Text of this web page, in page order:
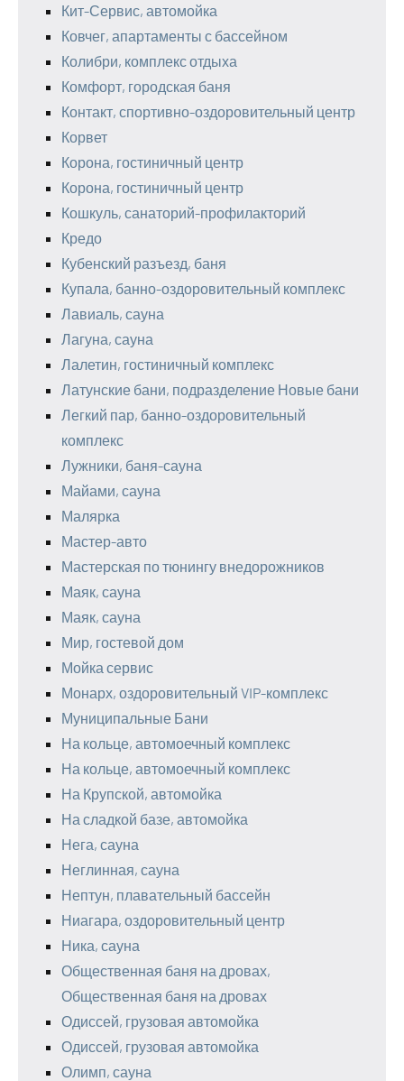
Кит-Сервис, автомойка
Ковчег, апартаменты с бассейном
Колибри, комплекс отдыха
Комфорт, городская баня
Контакт, спортивно-оздоровительный центр
Корвет
Корона, гостиничный центр
Корона, гостиничный центр
Кошкуль, санаторий-профилакторий
Кредо
Кубенский разъезд, баня
Купала, банно-оздоровительный комплекс
Лавиаль, сауна
Лагуна, сауна
Лалетин, гостиничный комплекс
Латунские бани, подразделение Новые бани
Легкий пар, банно-оздоровительный
комплекс
Лужники, баня-сауна
Майами, сауна
Малярка
Мастер-авто
Мастерская по тюнингу внедорожников
Маяк, сауна
Маяк, сауна
Мир, гостевой дом
Мойка сервис
Монарх, оздоровительный VIP-комплекс
Муниципальные Бани
На кольце, автомоечный комплекс
На кольце, автомоечный комплекс
На Крупской, автомойка
На сладкой базе, автомойка
Нега, сауна
Неглинная, сауна
Нептун, плавательный бассейн
Ниагара, оздоровительный центр
Ника, сауна
Общественная баня на дровах,
Общественная баня на дровах
Одиссей, грузовая автомойка
Одиссей, грузовая автомойка
Олимп, сауна